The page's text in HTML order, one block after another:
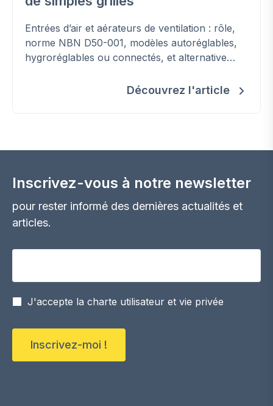
Entrées d’air et aérateurs de ventilation : rôle,
norme NBN D50-001, modèles autoréglables,
hygroréglables ou connectés, et alternative
Découvrez l'article
Inscrivez-vous à notre newsletter
pour rester informé des dernières actualités et
articles.
J'accepte la charte utilisateur et vie privée
Inscrivez-moi !